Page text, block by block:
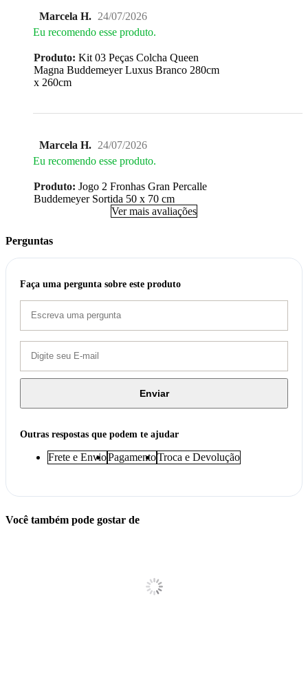
Marcela H. 24/07/2026
Eu recomendo esse produto.
Produto: Kit 03 Peças Colcha Queen
Magna Buddemeyer Luxus Branco 280cm
x 260cm
Marcela H. 24/07/2026
Eu recomendo esse produto.
Produto: Jogo 2 Fronhas Gran Percalle
Buddemeyer Sortida 50 x 70 cm
Ver mais avaliações
Perguntas
Faça uma pergunta sobre este produto
Enviar
Outras respostas que podem te ajudar
Frete e EnvioPagamentoTroca e Devolução
Você também pode gostar de